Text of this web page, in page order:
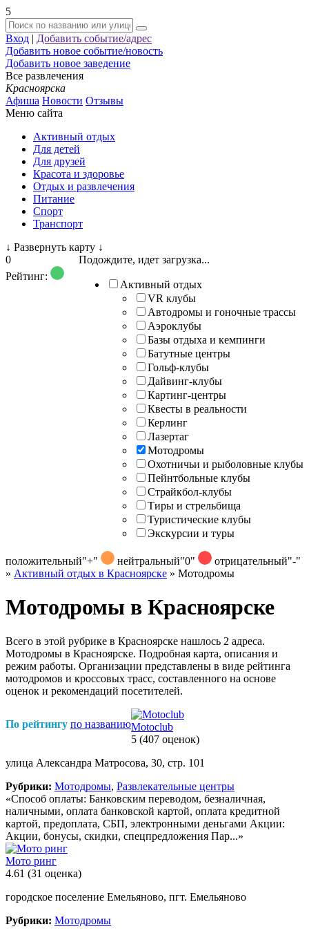
5
Вход | Добавить событие/адрес
Добавить новое событие/новость
Добавить новое заведение
Все развлечения
Красноярска
Афиша Новости Отзывы
Меню сайта
Активный отдых
Для детей
Для друзей
Красота и здоровье
Отдых и развлечения
Питание
Спорт
Транспорт
↓ Развернуть карту ↓
Подождите, идет загрузка...
Активный отдых
VR клубы
Автодромы и гоночные трассы
Аэроклубы
Базы отдыха и кемпинги
Батутные центры
Гольф-клубы
Дайвинг-клубы
Картинг-центры
Квесты в реальности
Керлинг
Лазертаг
Мотодромы
Охотничьи и рыболовные клубы
Пейнтбольные клубы
Страйкбол-клубы
Тиры и стрельбища
Туристические клубы
Экскурсии и туры
0
Рейтинг:
положительный"+" нейтральный"0" отрицательный"-"
» Активный отдых в Красноярске » Мотодромы
Мотодромы в Красноярске
Всего в этой рубрике в Красноярске нашлось 2 адреса.
Мотодромы в Красноярске. Подробная карта, описания и
режим работы. Организации представлены в виде рейтинга
мотодромов и кроссовых трасс, составленного на основе
оценок и рекомендаций посетителей.
По рейтингу по названиюMotoclub
5 (407 оценок)
улица Александра Матросова, 30, стр. 101
Рубрики: Мотодромы, Развлекательные центры
«Способ оплаты: Банковским переводом, безналичная,
наличными, оплата банковской картой, оплата кредитной
картой, предоплата, СБП, электронными деньгами Акции:
Акции, бонусы, скидки, спецпредложения Пар...»
Мото ринг
4.61 (31 оценка)
городское поселение Емельяново, пгт. Емельяново
Рубрики: Мотодромы